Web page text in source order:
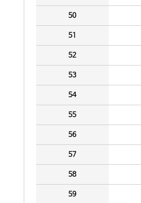
50
51
52
53
54
55
56
57
58
59